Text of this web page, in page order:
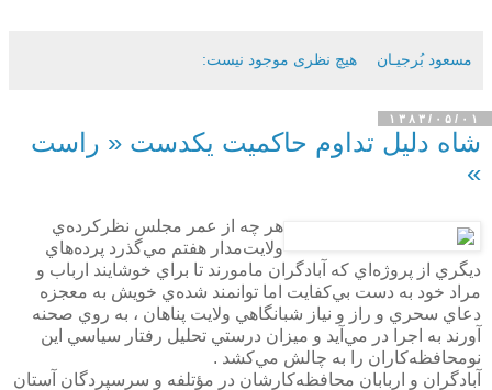
مسعود بُرجيـان هیچ نظری موجود نیست:
۱۳۸۳/۰۵/۰۱
شاه دليل تداوم حاكميت يكدست « راست
»
هر چه از عمر مجلس نظركرده‌ي
ولايت‌مدار هفتم مي‌گذرد پرده‌هاي
ديگري از پروژه‌اي كه آبادگران مامورند تا براي خوشايند ارباب و
مراد خود به دست بي‌كفايت اما توانمند شده‌ي خويش به معجزه
دعاي سحري و راز و نياز شبانگاهي ولايت پناهان ، به روي صحنه
آورند به اجرا در مي‌آيد و ميزان درستي تحليل رفتار سياسي اين
نومحافظه‌كاران را به چالش مي‌كشد .
آبادگران و اربابان محافظه‌كارشان در مؤتلفه و سرسپردگان آستان